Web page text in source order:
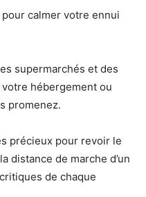
calmer votre ennui
supermarchés et des
hébergement ou
promenez.
précieux pour revoir le
distance de marche d’un
de chaque